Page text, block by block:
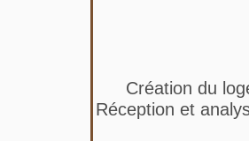
Création du
Réception et